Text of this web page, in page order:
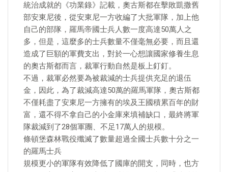
統治成就的《功業錄》記載，奧古斯都在擊敗凱撒舊
部安東尼後，從安東尼一方收編了大批軍隊，加上他
自己的部隊，羅馬帝國士兵人數一度高達50萬人之
多，但是，這麼多的士兵數量不僅毫無必要，而且還
造成了巨額的軍費支出，對於一心想讓國家修養生息
的奧古斯都而言，裁軍行動自然是板上釘釘。
不過，裁軍必然要為被裁減的士兵提供充足的退伍
金，因此，為了裁減高達50萬的羅馬軍隊，奧古斯都
不僅耗盡了安東尼一方擁有的埃及王國積累百年的財
富，還不得不拿自己的小金庫來填補缺口，最終將軍
隊裁減到了28個軍團、不足17萬人的規模。
條頓堡森林戰役殲滅了數量超過全國士兵數十分之一
的羅馬士兵
規模更小的軍隊有效降低了國庫的開支，同時，也方